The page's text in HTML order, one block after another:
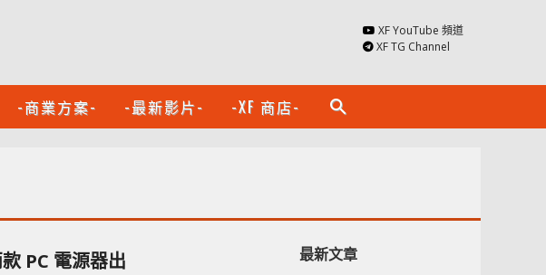
XF YouTube 頻道
XF TG Channel
-商業方案- -最新影片- -XF 商店- search
PC 電源器出
最新文章